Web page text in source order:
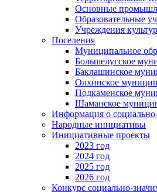
Основные
Образовательные
Учреждения
Поселения
Муниципальное
Большелугское
Баклашинское
Олхинское
Подкаменское
Шаманское
Информация о
Народные инициативы
Инициативные проекты
2023 год
2024 год
2025 год
2026 год
Конкурс социально-